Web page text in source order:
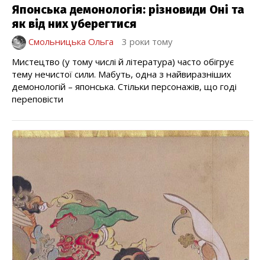
Японська демонологія: різновиди Оні та
як від них уберегтися
Смольницька Ольга
3 роки тому
Мистецтво (у тому числі й література) часто обігрує
тему нечистої сили. Мабуть, одна з найвиразніших
демонологій – японська. Стільки персонажів, що годі
переповісти